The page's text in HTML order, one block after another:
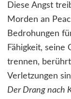
Diese Angst
Morden an
Bedrohungen
Fähigkeit, seine
trennen,
Verletzungen
Der Drang nach